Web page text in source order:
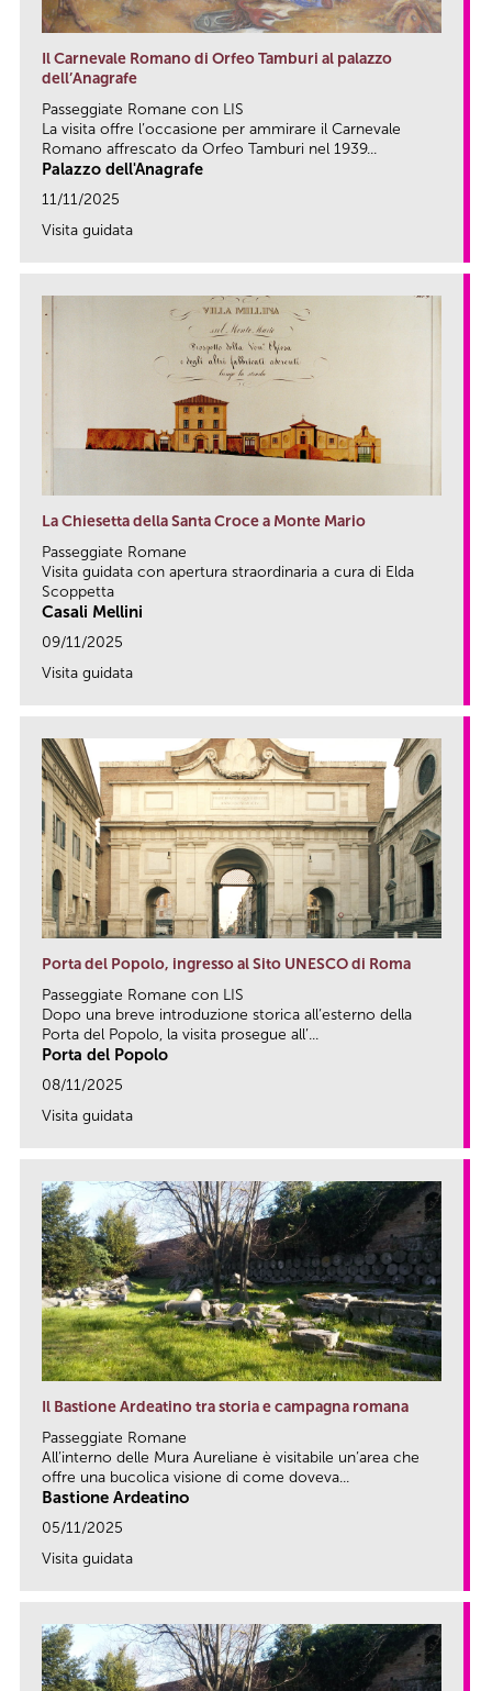
Il Carnevale Romano di Orfeo Tamburi al palazzo
dell’Anagrafe
Passeggiate Romane con LIS
La visita offre l’occasione per ammirare il Carnevale
Romano affrescato da Orfeo Tamburi nel 1939...
Palazzo dell'Anagrafe
11/11/2025
Visita guidata
La Chiesetta della Santa Croce a Monte Mario
Passeggiate Romane
Visita guidata con apertura straordinaria a cura di Elda
Scoppetta
Casali Mellini
09/11/2025
Visita guidata
Porta del Popolo, ingresso al Sito UNESCO di Roma
Passeggiate Romane con LIS
Dopo una breve introduzione storica all’esterno della
Porta del Popolo, la visita prosegue all’...
Porta del Popolo
08/11/2025
Visita guidata
Il Bastione Ardeatino tra storia e campagna romana
Passeggiate Romane
All’interno delle Mura Aureliane è visitabile un’area che
offre una bucolica visione di come doveva...
Bastione Ardeatino
05/11/2025
Visita guidata